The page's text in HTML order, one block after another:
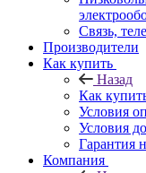
Связь,
Производители
Как купить
Назад
Как
Условия
Условия
Гарантия
Компания